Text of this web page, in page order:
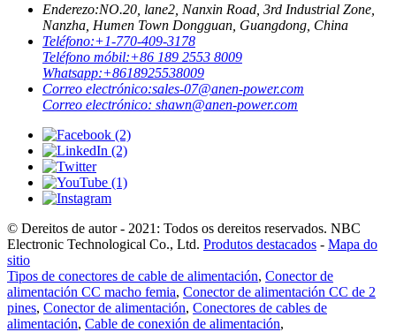
Enderezo:NO.20, lane2, Nanxin Road, 3rd Industrial Zone,
Nanzha, Humen Town Dongguan, Guangdong, China
Teléfono:+1-770-409-3178
Teléfono móbil:+86 189 2553 8009
Whatsapp:+8618925538009
Correo electrónico:sales-07@anen-power.com
Correo electrónico: shawn@anen-power.com
© Dereitos de autor - 2021: Todos os dereitos reservados. NBC
Electronic Technological Co., Ltd. Produtos destacados - Mapa do
sitio
Tipos de conectores de cable de alimentación, Conector de
alimentación CC macho femia, Conector de alimentación CC de 2
pines, Conector de alimentación, Conectores de cables de
alimentación, Cable de conexión de alimentación,